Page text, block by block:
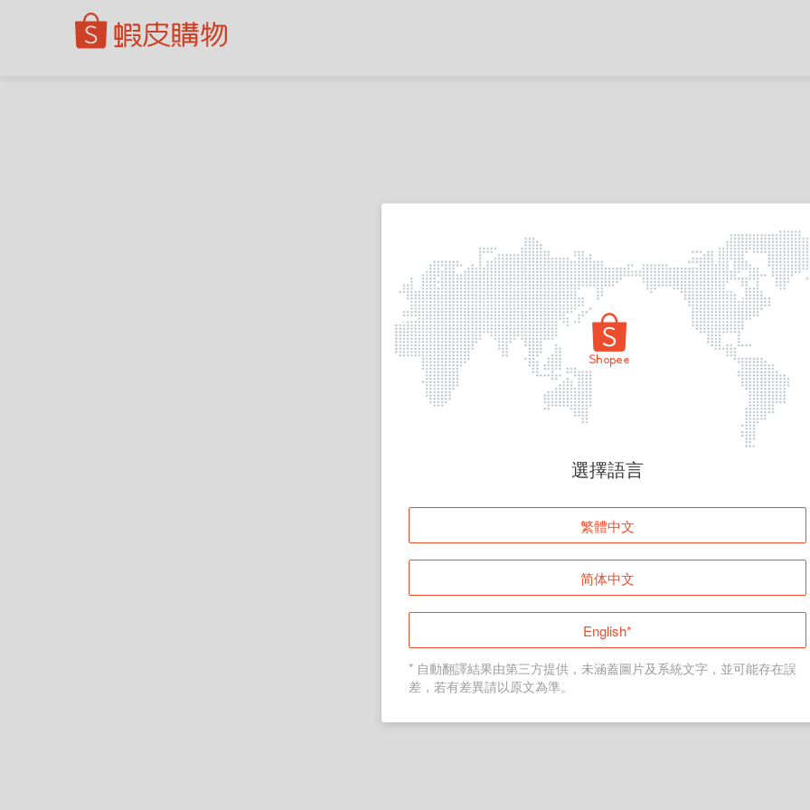
頁面無法顯示
登入
返回首頁
選擇語言
繁體中文
简体中文
English*
* 自動翻譯結果由第三方提供，未涵蓋圖片及系統文字，並可能存在誤
差，若有差異請以原文為準。